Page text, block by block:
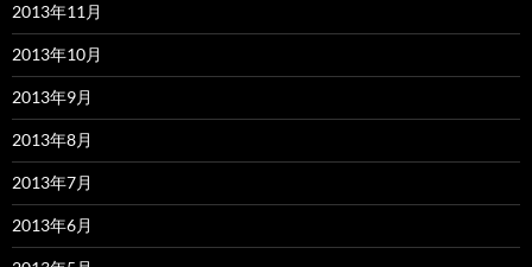
2013年11月
2013年10月
2013年9月
2013年8月
2013年7月
2013年6月